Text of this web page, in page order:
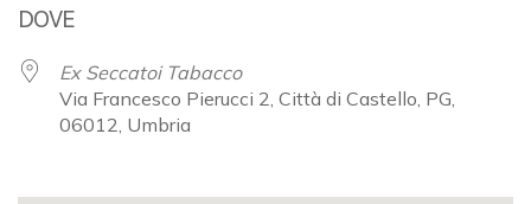
DOVE
Ex Seccatoi Tabacco
Via Francesco Pierucci 2, Città di Castello, PG,
06012, Umbria